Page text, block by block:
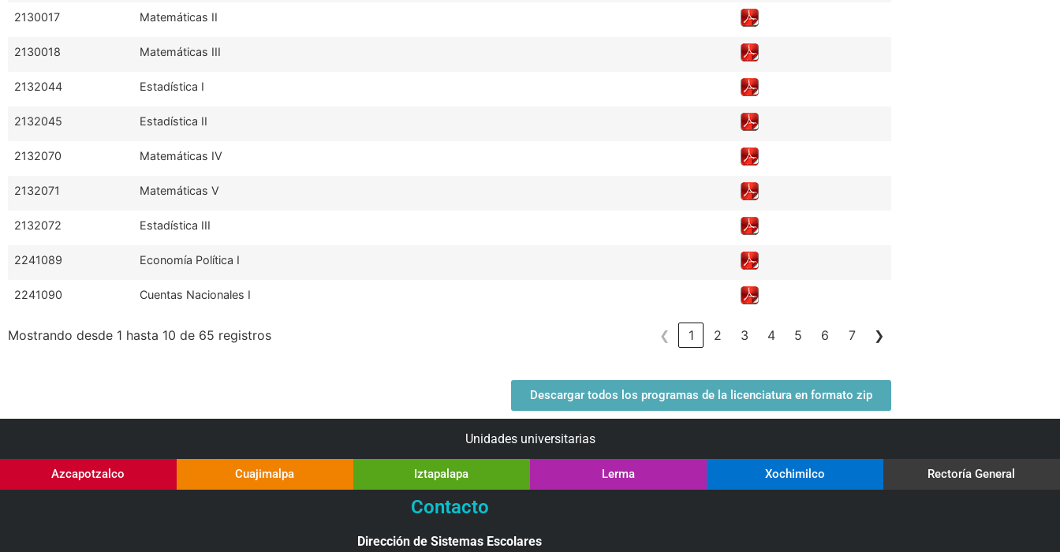
2130017 Matemáticas II
2130018 Matemáticas III
2132044 Estadística I
2132045 Estadística II
2132070 Matemáticas IV
2132071 Matemáticas V
2132072 Estadística III
2241089 Economía Política I
2241090 Cuentas Nacionales I
Mostrando desde 1 hasta 10 de 65 registros ❮ 1 2 3 4 5 6 7 ❯
Descargar todos los programas de la licenciatura en formato zip
Unidades universitarias
Azcapotzalco Cuajimalpa Iztapalapa Lerma Xochimilco Rectoría General
Contacto
Dirección de Sistemas Escolares